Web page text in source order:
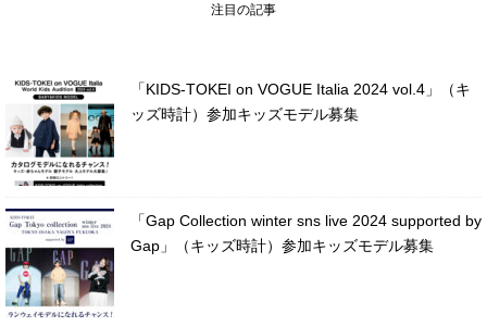
注目の記事
「KIDS-TOKEI on VOGUE Italia 2024 vol.4」（キ
ッズ時計）参加キッズモデル募集
「Gap Collection winter sns live 2024 supported by
Gap」（キッズ時計）参加キッズモデル募集